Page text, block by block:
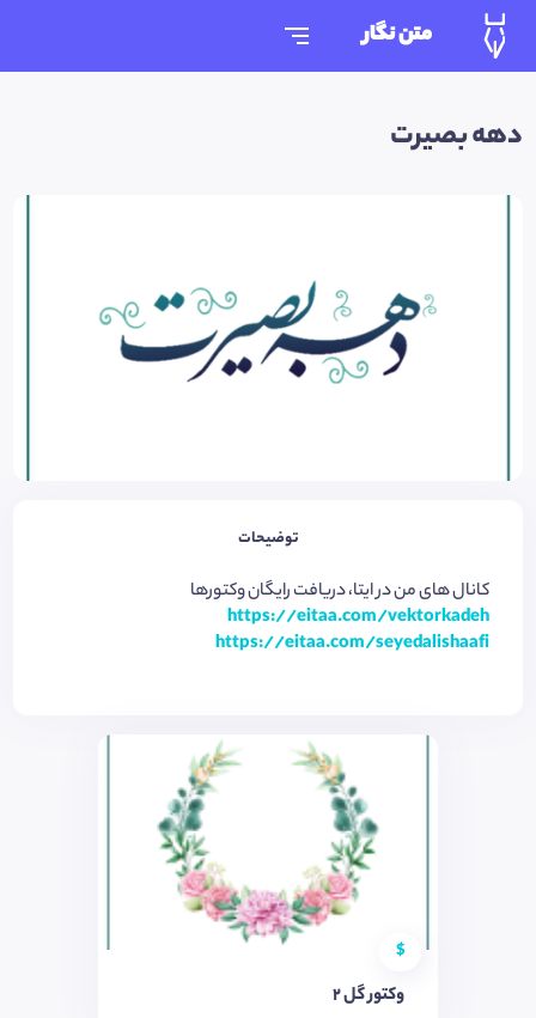
متن نگار
دهه بصیرت
توضیحات
کانال های من در ایتا، دریافت رایگان وکتورها
https://eitaa.com/vektorkadeh
https://eitaa.com/seyedalishaafi
$
وکتور گل 2